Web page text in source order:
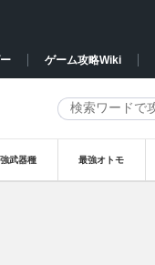
ゲーム攻略Wiki
武器種 最強オトモ